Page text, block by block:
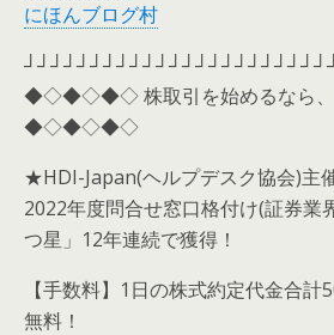
にほんブログ村
◆◇◆◇◆◇ 株取引を始めるなら、
◆◇◆◇◆◇
★HDI-Japan(ヘルプデスク協会)主
2022年度問合せ窓口格付け(証券業
つ星」12年連続で獲得！
【手数料】1日の株式約定代金合
無料！